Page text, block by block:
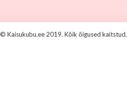
© Kaisukubu.ee 2019. Kõik õigused kaitstud.